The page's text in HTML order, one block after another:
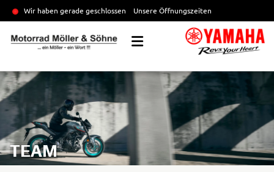
Wir haben gerade geschlossen Unsere Öffnungszeiten
TEAM